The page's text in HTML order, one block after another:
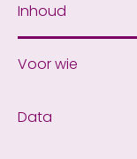
Inhoud
Voor wie
Data